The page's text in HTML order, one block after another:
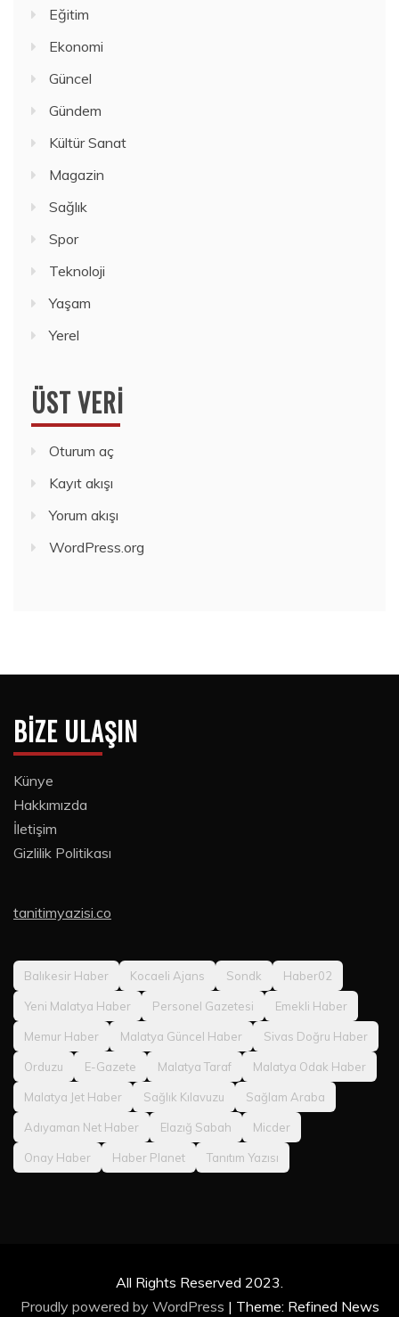
Eğitim
Ekonomi
Güncel
Gündem
Kültür Sanat
Magazin
Sağlık
Spor
Teknoloji
Yaşam
Yerel
ÜST VERI
Oturum aç
Kayıt akışı
Yorum akışı
WordPress.org
BIZE ULAŞIN
Künye
Hakkımızda
İletişim
Gizlilik Politikası
tanitimyazisi.co
Balıkesir Haber Kocaeli Ajans Sondk Haber02
Yeni Malatya Haber Personel Gazetesi Emekli Haber
Memur Haber Malatya Güncel Haber Sivas Doğru Haber
Orduzu E-Gazete Malatya Taraf Malatya Odak Haber
Malatya Jet Haber Sağlık Kılavuzu Sağlam Araba
Adıyaman Net Haber Elazığ Sabah Micder
Onay Haber Haber Planet Tanıtım Yazısı
All Rights Reserved 2023.
Proudly powered by WordPress | Theme: Refined News